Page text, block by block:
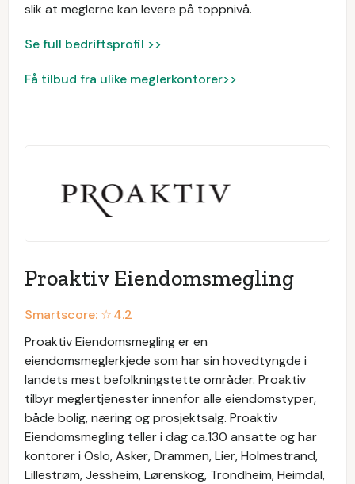
slik at meglerne kan levere på toppnivå.
Se full bedriftsprofil >>
Få tilbud fra ulike meglerkontorer>>
Proaktiv Eiendomsmegling
Smartscore: ☆4.2
Proaktiv Eiendomsmegling er en
eiendomsmeglerkjede som har sin hovedtyngde i
landets mest befolkningstette områder. Proaktiv
tilbyr meglertjenester innenfor alle eiendomstyper,
både bolig, næring og prosjektsalg. Proaktiv
Eiendomsmegling teller i dag ca.130 ansatte og har
kontorer i Oslo, Asker, Drammen, Lier, Holmestrand,
Lillestrøm, Jessheim, Lørenskog, Trondheim, Heimdal,